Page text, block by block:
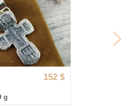
152 $
g